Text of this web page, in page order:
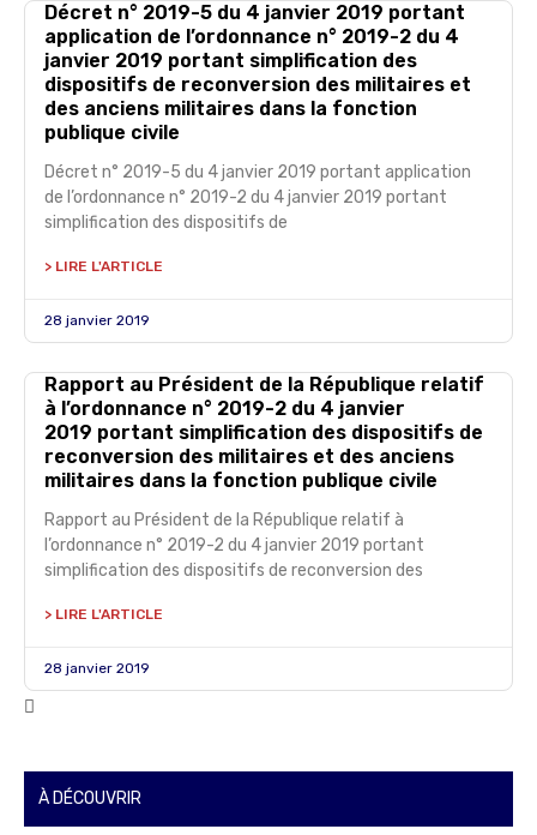
Décret n° 2019-5 du 4 janvier 2019 portant
application de l’ordonnance n° 2019-2 du 4
janvier 2019 portant simplification des
dispositifs de reconversion des militaires et
des anciens militaires dans la fonction
publique civile
Décret n° 2019-5 du 4 janvier 2019 portant application
de l’ordonnance n° 2019-2 du 4 janvier 2019 portant
simplification des dispositifs de
> LIRE L'ARTICLE
28 janvier 2019
Rapport au Président de la République relatif
à l’ordonnance n° 2019-2 du 4 janvier
2019 portant simplification des dispositifs de
reconversion des militaires et des anciens
militaires dans la fonction publique civile
Rapport au Président de la République relatif à
l’ordonnance n° 2019-2 du 4 janvier 2019 portant
simplification des dispositifs de reconversion des
> LIRE L'ARTICLE
28 janvier 2019
À DÉCOUVRIR